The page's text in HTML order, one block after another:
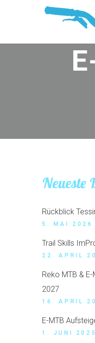
Neueste
Rückblick
5. MAI 2026
Trail Skills
22. APRIL
Reko MTB &
2027
16. APRIL
E-MTB
1. JUNI 2025